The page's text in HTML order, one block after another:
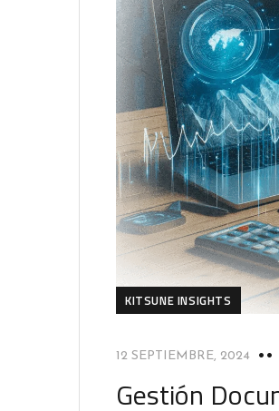
KITSUNE INSIGHTS
12 SEPTIEMBRE, 2024
Gestión